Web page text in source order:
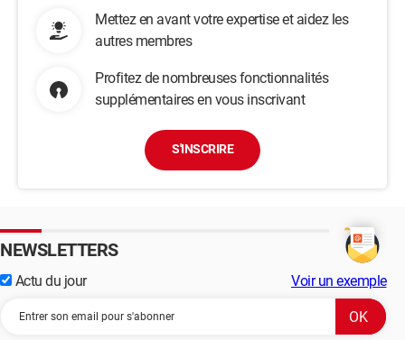
Mettez en avant votre expertise et aidez les
autres membres
Profitez de nombreuses fonctionnalités
supplémentaires en vous inscrivant
S'INSCRIRE
NEWSLETTERS
Actu du jour Voir un exemple